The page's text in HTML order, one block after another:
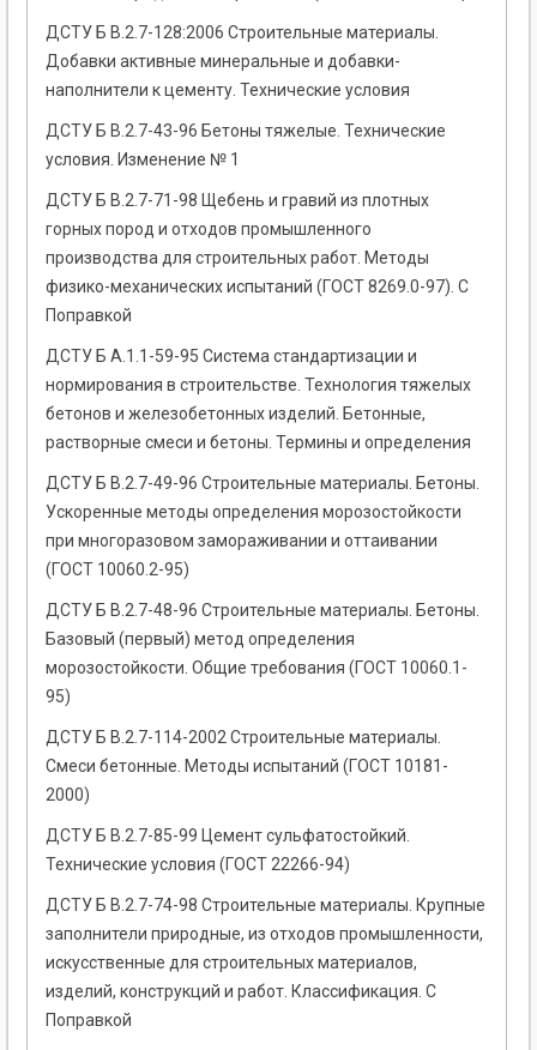
ДСТУ Б В.2.7-128:2006 Строительные материалы.
Добавки активные минеральные и добавки-
наполнители к цементу. Технические условия
ДСТУ Б В.2.7-43-96 Бетоны тяжелые. Технические
условия. Изменение № 1
ДСТУ Б В.2.7-71-98 Щебень и гравий из плотных
горных пород и отходов промышленного
производства для строительных работ. Методы
физико-механических испытаний (ГОСТ 8269.0-97). С
Поправкой
ДСТУ Б А.1.1-59-95 Система стандартизации и
нормирования в строительстве. Технология тяжелых
бетонов и железобетонных изделий. Бетонные,
растворные смеси и бетоны. Термины и определения
ДСТУ Б В.2.7-49-96 Строительные материалы. Бетоны.
Ускоренные методы определения морозостойкости
при многоразовом замораживании и оттаивании
(ГОСТ 10060.2-95)
ДСТУ Б В.2.7-48-96 Строительные материалы. Бетоны.
Базовый (первый) метод определения
морозостойкости. Общие требования (ГОСТ 10060.1-
95)
ДСТУ Б В.2.7-114-2002 Строительные материалы.
Смеси бетонные. Методы испытаний (ГОСТ 10181-
2000)
ДСТУ Б В.2.7-85-99 Цемент сульфатостойкий.
Технические условия (ГОСТ 22266-94)
ДСТУ Б В.2.7-74-98 Строительные материалы. Крупные
заполнители природные, из отходов промышленности,
искусственные для строительных материалов,
изделий, конструкций и работ. Классификация. С
Поправкой